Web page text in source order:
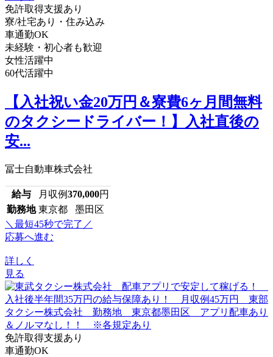
免許取得支援あり
寮/社宅あり・住み込み
車通勤OK
未経験・初心者も歓迎
女性活躍中
60代活躍中
【入社祝い金20万円＆寮費6ヶ月間無料
のタクシードライバー！】入社直後の
安...
冨士自動車株式会社
給与 月収例370,000円
勤務地 東京都 墨田区
＼最短45秒で完了／
応募へ進む
詳しく
見る
免許取得支援あり
車通勤OK